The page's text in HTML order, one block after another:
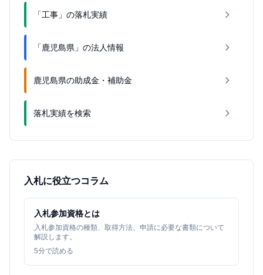
「工事」の落札実績
「鹿児島県」の法人情報
鹿児島県の助成金・補助金
落札実績を検索
入札に役立つコラム
入札参加資格とは
入札参加資格の種類、取得方法、申請に必要な書類について
解説します。
5分で読める